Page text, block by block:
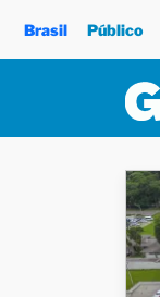
Brasil Público